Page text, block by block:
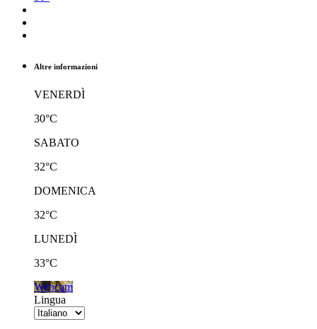
Altre informazioni
VENERDÌ
30°C
SABATO
32°C
DOMENICA
32°C
LUNEDÌ
33°C
Webcam
Lingua